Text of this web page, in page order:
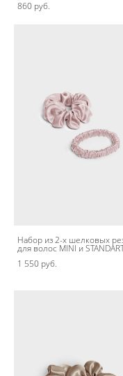
860 pуб.
Набор из 2-х шелковых
для волос MINI и
1 550 pуб.